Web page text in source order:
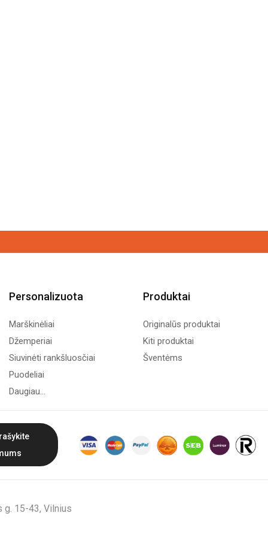
Personalizuota
Marškinėliai
Džemperiai
Siuvinėti rankšluosčiai
Puodeliai
Daugiau...
Produktai
Originalūs produktai
Kiti produktai
Šventėms
g. 15-43, Vilnius